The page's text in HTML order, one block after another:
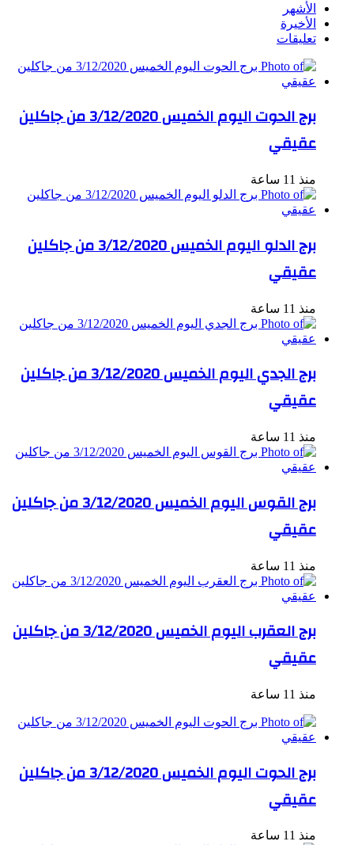
الأشهر
الأخيرة
تعليقات
برج الحوت اليوم الخميس 3/12/2020 من جاكلين
عقيقي
منذ 11 ساعة
برج الدلو اليوم الخميس 3/12/2020 من جاكلين
عقيقي
منذ 11 ساعة
برج الجدي اليوم الخميس 3/12/2020 من جاكلين
عقيقي
منذ 11 ساعة
برج القوس اليوم الخميس 3/12/2020 من جاكلين
عقيقي
منذ 11 ساعة
برج العقرب اليوم الخميس 3/12/2020 من جاكلين
عقيقي
منذ 11 ساعة
برج الحوت اليوم الخميس 3/12/2020 من جاكلين
عقيقي
منذ 11 ساعة